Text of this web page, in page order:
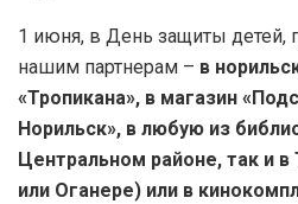
1 июня, в День защиты детей,
нашим партнерам – в
«Тропикана», в магазин
Норильск», в любую из
Центральном районе, так и в
или Оганере) или в